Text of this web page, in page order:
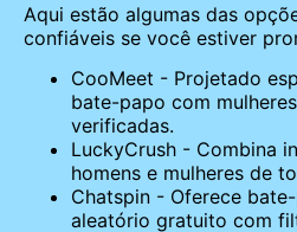
Aqui estão algumas das
confiáveis se você estiver
CooMeet - Projetado
bate-papo com
verificadas.
LuckyCrush - Combina
homens e mulheres de
Chatspin - Oferece
aleatório gratuito com